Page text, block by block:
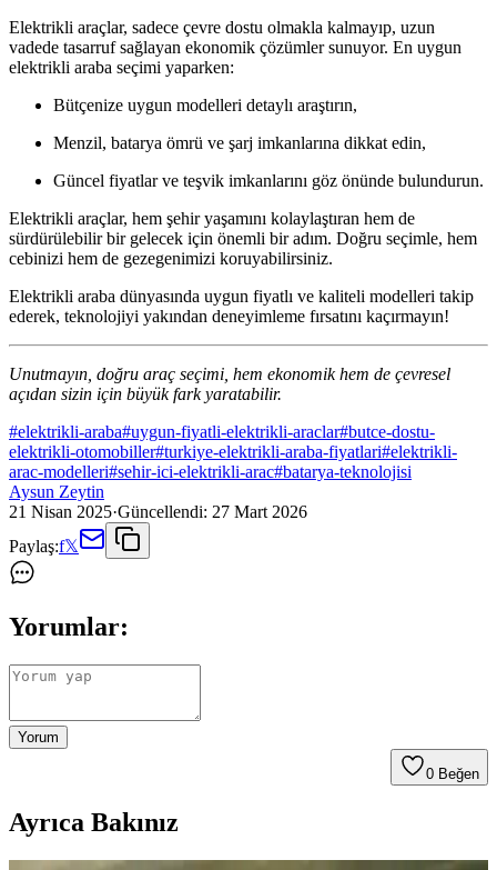
Elektrikli araçlar, sadece çevre dostu olmakla kalmayıp, uzun
vadede tasarruf sağlayan ekonomik çözümler sunuyor. En uygun
elektrikli araba seçimi yaparken:
Bütçenize uygun modelleri detaylı araştırın,
Menzil, batarya ömrü ve şarj imkanlarına dikkat edin,
Güncel fiyatlar ve teşvik imkanlarını göz önünde bulundurun.
Elektrikli araçlar, hem şehir yaşamını kolaylaştıran hem de
sürdürülebilir bir gelecek için önemli bir adım. Doğru seçimle, hem
cebinizi hem de gezegenimizi koruyabilirsiniz.
Elektrikli araba dünyasında uygun fiyatlı ve kaliteli modelleri takip
ederek, teknolojiyi yakından deneyimleme fırsatını kaçırmayın!
Unutmayın, doğru araç seçimi, hem ekonomik hem de çevresel
açıdan sizin için büyük fark yaratabilir.
#elektrikli-araba#uygun-fiyatli-elektrikli-araclar#butce-dostu-
elektrikli-otomobiller#turkiye-elektrikli-araba-fiyatlari#elektrikli-
arac-modelleri#sehir-ici-elektrikli-arac#batarya-teknolojisi
Aysun Zeytin
21 Nisan 2025·Güncellendi: 27 Mart 2026
Paylaş:f𝕏
Yorumlar:
Yorum
0 Beğen
Ayrıca Bakınız